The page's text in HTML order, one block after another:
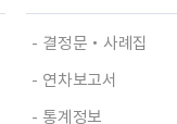
결정문‧사례집
연차보고서
통계정보